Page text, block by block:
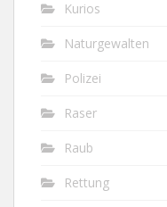
Kurios
Naturgewalten
Polizei
Raser
Raub
Rettung